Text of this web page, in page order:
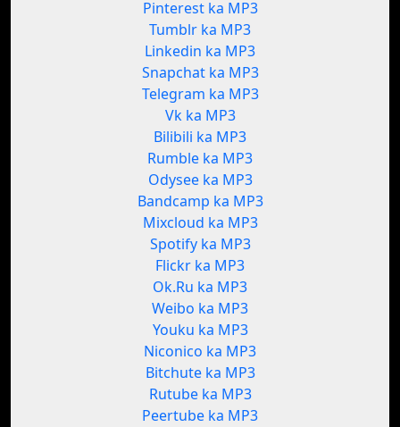
Pinterest ka MP3
Tumblr ka MP3
Linkedin ka MP3
Snapchat ka MP3
Telegram ka MP3
Vk ka MP3
Bilibili ka MP3
Rumble ka MP3
Odysee ka MP3
Bandcamp ka MP3
Mixcloud ka MP3
Spotify ka MP3
Flickr ka MP3
Ok.Ru ka MP3
Weibo ka MP3
Youku ka MP3
Niconico ka MP3
Bitchute ka MP3
Rutube ka MP3
Peertube ka MP3